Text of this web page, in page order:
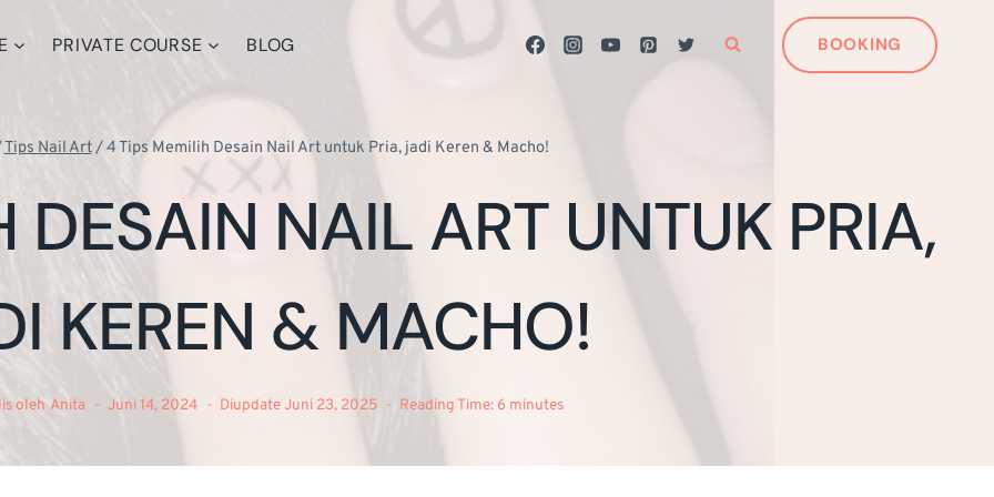
PRIVATE COURSE BLOG BOOKING
Tips Nail Art/4 Tips Memilih Desain Nail Art untuk Pria, jadi Keren & Macho!
DESAIN NAIL ART UNTUK PRIA,
KEREN & MACHO!
oleh Anita Juni 14, 2024 Diupdate Juni 23, 2025 Reading Time:6 minutes